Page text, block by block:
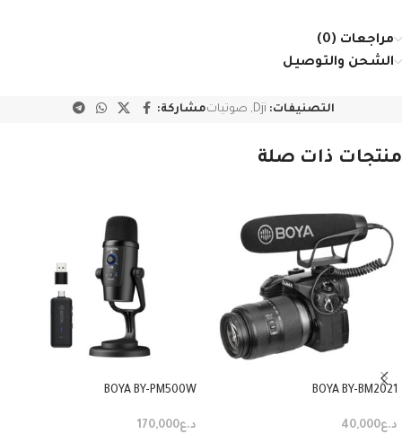
مراجعات (0)
الشحن والتوصيل
التصنيفات: Dji
, صوتياتمشاركة:
منتجات ذات صلة
BOYA BY-BM2021
د.ع40,000
BOYA BY-PM500W
د.ع170,000